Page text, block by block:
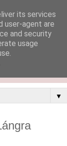
▼
its services
user-agent are
and security
usage